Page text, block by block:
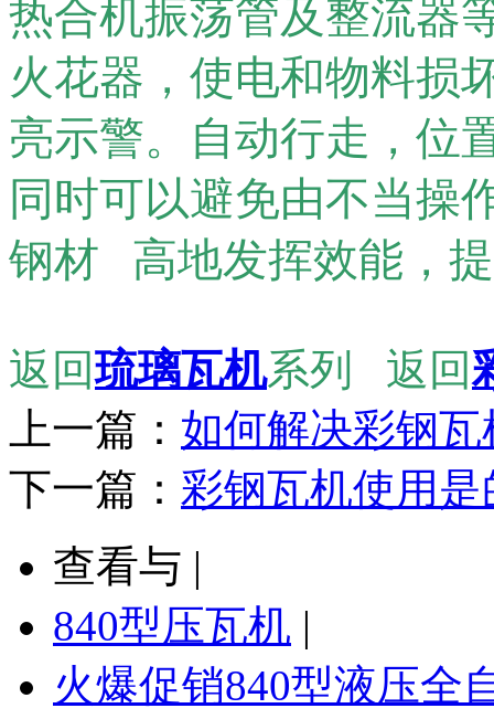
热合机振荡管及整流器
火花器，使电和物料损
亮示警。自动行走，位
同时可以避免由不当操
钢材 高地发挥效能，
返回琉璃瓦机系列 返回
上一篇： 如何解决彩钢
下一篇： 彩钢瓦机使用
查看与 |
840型压瓦机 |
火爆促销840型液压全